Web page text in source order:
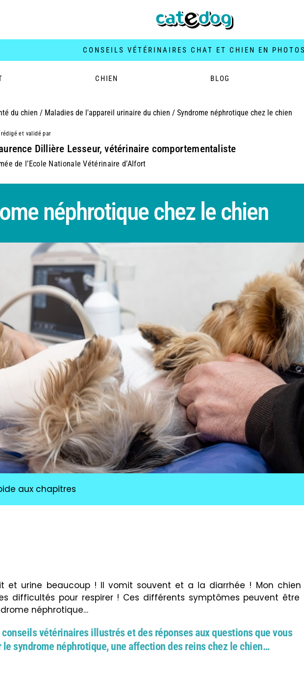
CONSEILS VÉTÉRINAIRES CHAT ET CHIEN EN
CHIEN BLOG
du chien / Maladies de l'appareil urinaire du chien / Syndrome néphrotique chez le chien
et validé par
Dillière Lesseur, vétérinaire comportementaliste
de l’Ecole Nationale Vétérinaire d’Alfort
néphrotique chez le chien
aux chapitres
et urine beaucoup ! Il vomit souvent et a la diarrhée ! Mon
difficultés pour respirer ! Ces différents symptômes peuvent être
néphrotique…
conseils vétérinaires illustrés et des réponses aux questions que vous
le syndrome néphrotique, une affection des reins chez le chien…